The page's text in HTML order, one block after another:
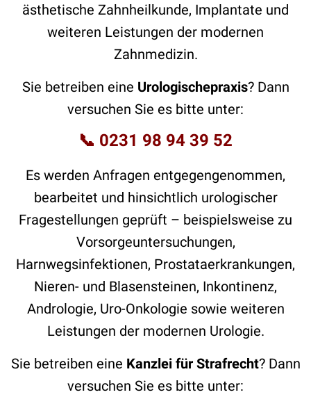
ästhetische Zahnheilkunde, Implantate und
weiteren Leistungen der modernen
Zahnmedizin.
Sie betreiben eine Urologischepraxis? Dann
versuchen Sie es bitte unter:
📞 0231 98 94 39 52
Es werden Anfragen entgegengenommen,
bearbeitet und hinsichtlich urologischer
Fragestellungen geprüft – beispielsweise zu
Vorsorgeuntersuchungen,
Harnwegsinfektionen, Prostataerkrankungen,
Nieren- und Blasensteinen, Inkontinenz,
Andrologie, Uro-Onkologie sowie weiteren
Leistungen der modernen Urologie.
Sie betreiben eine Kanzlei für Strafrecht? Dann
versuchen Sie es bitte unter: